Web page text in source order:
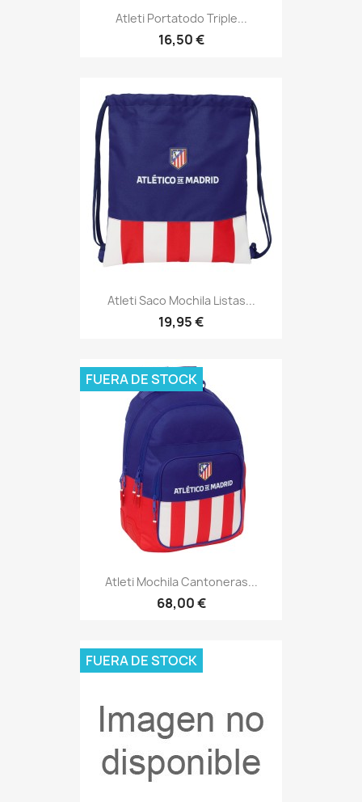
Atleti Portatodo Triple...
16,50 €
Atleti Saco Mochila Listas...
19,95 €
Atleti Mochila Cantoneras...
68,00 €
FUERA DE STOCK
FUERA DE STOCK